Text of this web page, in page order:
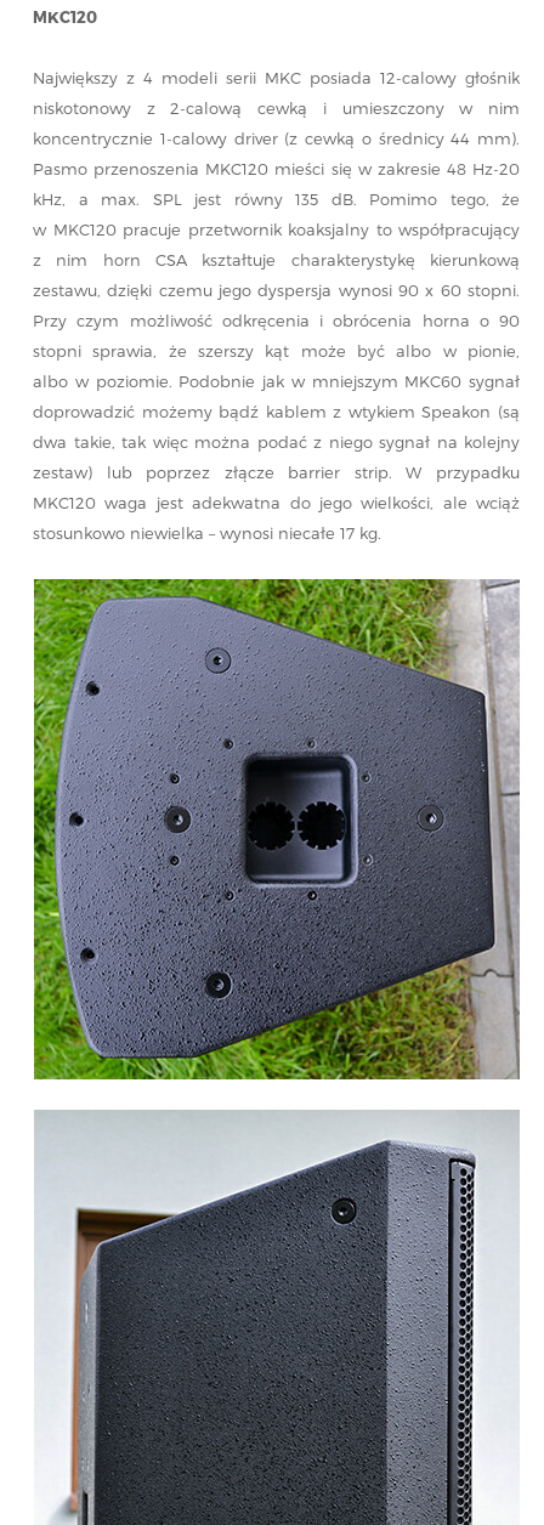
MKC120
Największy z 4 modeli serii MKC posiada 12-calowy głośnik
niskotonowy z 2-calową cewką i umieszczony w nim
koncentrycznie 1-calowy driver (z cewką o średnicy 44 mm).
Pasmo przenoszenia MKC120 mieści się w zakresie 48 Hz-20
kHz, a max. SPL jest równy 135 dB. Pomimo tego, że
w MKC120 pracuje przetwornik koaksjalny to współpracujący
z nim horn CSA kształtuje charakterystykę kierunkową
zestawu, dzięki czemu jego dyspersja wynosi 90 x 60 stopni.
Przy czym możliwość odkręcenia i obrócenia horna o 90
stopni sprawia, że szerszy kąt może być albo w pionie,
albo w poziomie. Podobnie jak w mniejszym MKC60 sygnał
doprowadzić możemy bądź kablem z wtykiem Speakon (są
dwa takie, tak więc można podać z niego sygnał na kolejny
zestaw) lub poprzez złącze barrier strip. W przypadku
MKC120 waga jest adekwatna do jego wielkości, ale wciąż
stosunkowo niewielka – wynosi niecałe 17 kg.